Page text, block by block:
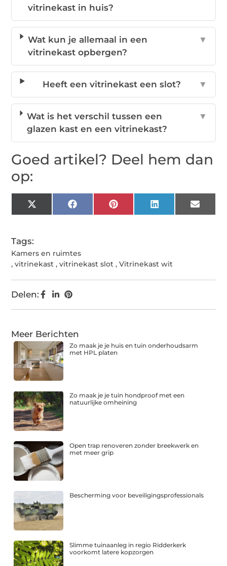
vitrinekast in huis?
Wat kun je allemaal in een
vitrinekast opbergen?
▼
Heeft een vitrinekast een slot? ▼
Wat is het verschil tussen een
glazen kast en een vitrinekast?
▼
Goed artikel? Deel hem dan
op:
X
(Twitter)
FacebookPinterestLinkedIn Email
Tags:
Kamers en ruimtes
,vitrinekast ,vitrinekast slot ,Vitrinekast wit
Delen:
Meer Berichten
Zo maak je je huis en tuin onderhoudsarm
met HPL platen
Zo maak je je tuin hondproof met een
natuurlijke omheining
Open trap renoveren zonder breekwerk en
met meer grip
Bescherming voor beveiligingsprofessionals
Slimme tuinaanleg in regio Ridderkerk
voorkomt latere kopzorgen